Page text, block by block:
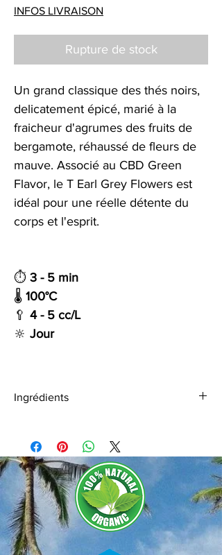
INFOS LIVRAISON
Rupture de stock
Un grand classique des thés noirs,
delicatement épicé, marié à la
fraicheur d'agrumes des fruits de
bergamote, réhaussé de fleurs de
mauve. Associé au CBD Green
Flavor, le T Earl Grey Flowers est
idéal pour une réelle détente du
corps et l'esprit.
⏱ 3 - 5 min
🌡️ 100°C
🥄 4 - 5 cc/L
🔆 Jour
Ingrédients
Suisse).